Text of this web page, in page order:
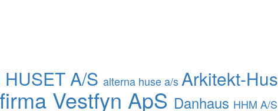
A/S alterna huse a/s Arkitekt-
Vestfyn ApS Danhaus HHM A/S